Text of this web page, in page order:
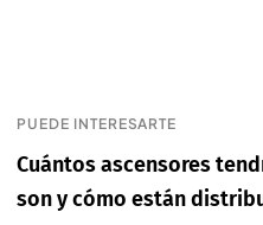
PUEDE INTERESARTE
Cuántos ascensores
son y cómo están